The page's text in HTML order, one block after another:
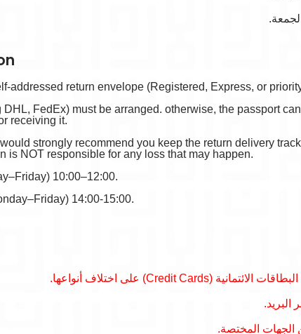
addressed return envelope (Registered, Express, or
FedEx) must be arranged. otherwise, the passport
receiving it.
strongly recommend you keep the return delivery
is NOT responsible for any loss that may happen.
10:00–12:00.
14:00-15:00.
الجهات المختصة.